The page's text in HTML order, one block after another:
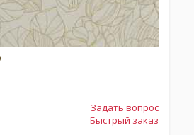
Задать вопрос
Быстрый заказ